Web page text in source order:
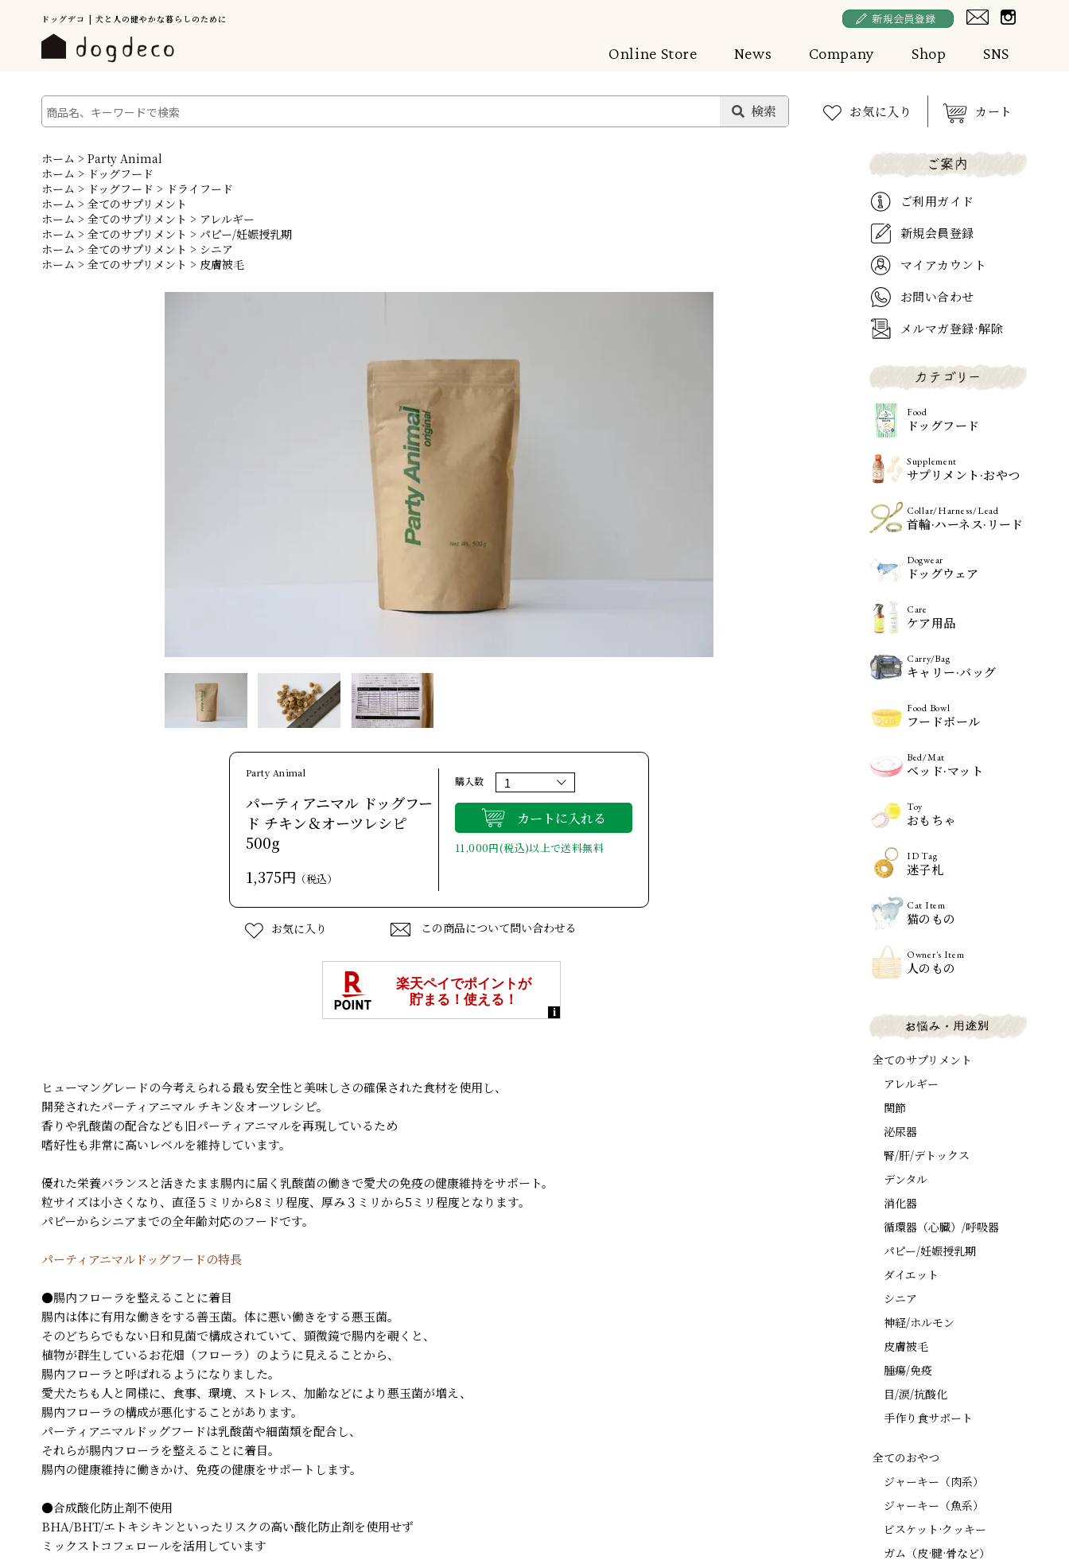
ドッグデコ | 犬と人の健やかな暮らしのために
Online Store News Company Shop SNS
お気に入り カート
ホーム > Party Animal
ホーム > ドッグフード
ホーム > ドッグフード > ドライフード
ホーム > 全てのサプリメント
ホーム > 全てのサプリメント > アレルギー
ホーム > 全てのサプリメント > パピー/妊娠授乳期
ホーム > 全てのサプリメント > シニア
ホーム > 全てのサプリメント > 皮膚被毛
Party Animal
パーティアニマル ドッグフー
ド チキン＆オーツレシピ
500g
1,375円 （税込）
購入数
カートに入れる
11,000円(税込)以上で送料無料
お気に入り この商品について問い合わせる
ヒューマングレードの今考えられる最も安全性と美味しさの確保された食材を使用し、
開発されたパーティアニマル チキン＆オーツレシピ。
香りや乳酸菌の配合なども旧パーティアニマルを再現しているため
嗜好性も非常に高いレベルを維持しています。
優れた栄養バランスと活きたまま腸内に届く乳酸菌の働きで愛犬の免疫の健康維持をサポート。
粒サイズは小さくなり、直径５ミリから8ミリ程度、厚み３ミリから5ミリ程度となります。
パピーからシニアまでの全年齢対応のフードです。
パーティアニマルドッグフードの特長
●腸内フローラを整えることに着目
腸内は体に有用な働きをする善玉菌。体に悪い働きをする悪玉菌。
そのどちらでもない日和見菌で構成されていて、顕微鏡で腸内を覗くと、
植物が群生しているお花畑（フローラ）のように見えることから、
腸内フローラと呼ばれるようになりました。
愛犬たちも人と同様に、食事、環境、ストレス、加齢などにより悪玉菌が増え、
腸内フローラの構成が悪化することがあります。
パーティアニマルドッグフードは乳酸菌や細菌類を配合し、
それらが腸内フローラを整えることに着目。
腸内の健康維持に働きかけ、免疫の健康をサポートします。
●合成酸化防止剤不使用
BHA/BHT/エトキシキンといったリスクの高い酸化防止剤を使用せず
ミックストコフェロールを活用しています
ご利用ガイド
新規会員登録
マイアカウント
お問い合わせ
メルマガ登録·解除
Food
ドッグフード
Supplement
サプリメント·おやつ
Collar/Harness/Lead
首輪·ハーネス·リード
Dogwear
ドッグウェア
Care
ケア用品
Carry/Bag
キャリー·バッグ
Food Bowl
フードボール
Bed/Mat
ベッド·マット
Toy
おもちゃ
ID Tag
迷子札
Cat Item
猫のもの
Owner's Item
人のもの
全てのサプリメント
アレルギー
関節
泌尿器
腎/肝/デトックス
デンタル
消化器
循環器（心臓）/呼吸器
パピー/妊娠授乳期
ダイエット
シニア
神経/ホルモン
皮膚被毛
腫瘍/免疫
目/涙/抗酸化
手作り食サポート
全てのおやつ
ジャーキー（肉系）
ジャーキー（魚系）
ビスケット·クッキー
ガム（皮·腱·骨など）